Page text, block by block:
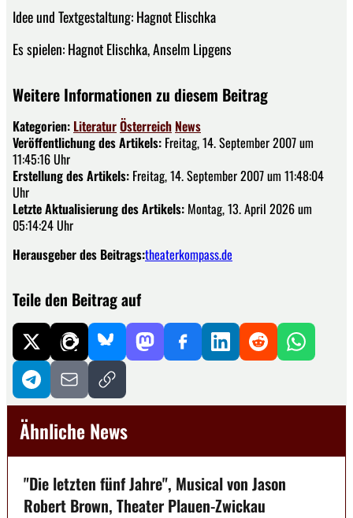
Idee und Textgestaltung: Hagnot Elischka
Es spielen: Hagnot Elischka, Anselm Lipgens
Weitere Informationen zu diesem Beitrag
Kategorien: LiteraturÖsterreich News
Veröffentlichung des Artikels: Freitag, 14. September 2007 um
11:45:16 Uhr
Erstellung des Artikels: Freitag, 14. September 2007 um 11:48:04
Uhr
Letzte Aktualisierung des Artikels: Montag, 13. April 2026 um
05:14:24 Uhr
Herausgeber des Beitrags:theaterkompass.de
Teile den Beitrag auf
Ähnliche News
"Die letzten fünf Jahre", Musical von Jason
Robert Brown, Theater Plauen-Zwickau